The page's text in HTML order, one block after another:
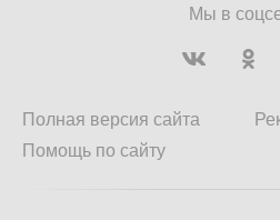
Мы в
Полная версия сайта
Помощь по сайту